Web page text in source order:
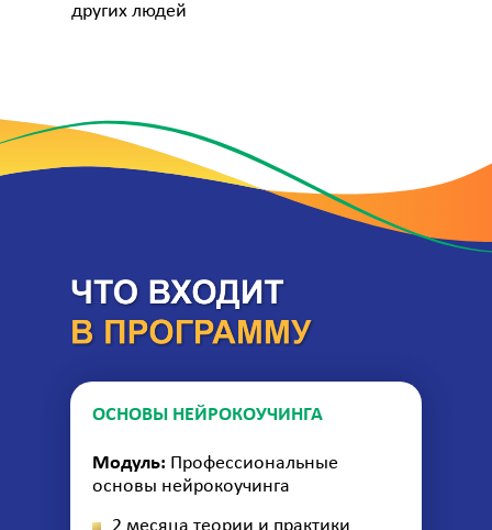
других людей
ОСНОВЫ НЕЙРОКОУЧИНГА
Модуль: Профессиональные
основы нейрокоучинга